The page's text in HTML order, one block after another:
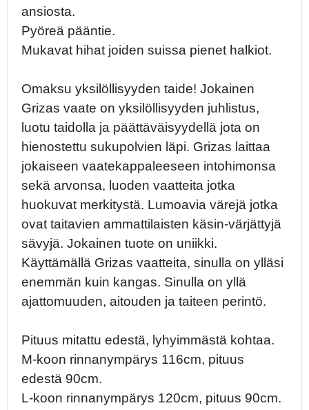
ansiosta.
Pyöreä pääntie.
Mukavat hihat joiden suissa pienet halkiot.
Omaksu yksilöllisyyden taide! Jokainen
Grizas vaate on yksilöllisyyden juhlistus,
luotu taidolla ja päättäväisyydellä jota on
hienostettu sukupolvien läpi. Grizas laittaa
jokaiseen vaatekappaleeseen intohimonsa
sekä arvonsa, luoden vaatteita jotka
huokuvat merkitystä. Lumoavia värejä jotka
ovat taitavien ammattilaisten käsin-värjättyjä
sävyjä. Jokainen tuote on uniikki.
Käyttämällä Grizas vaatteita, sinulla on ylläsi
enemmän kuin kangas. Sinulla on yllä
ajattomuuden, aitouden ja taiteen perintö.
Pituus mitattu edestä, lyhyimmästä kohtaa.
M-koon rinnanympärys 116cm, pituus
edestä 90cm.
L-koon rinnanympärys 120cm, pituus 90cm.